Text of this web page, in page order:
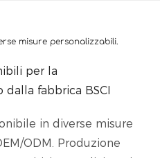
misure personalizzabili.
per la
fabbrica BSCI
in diverse misure
ODM. Produzione